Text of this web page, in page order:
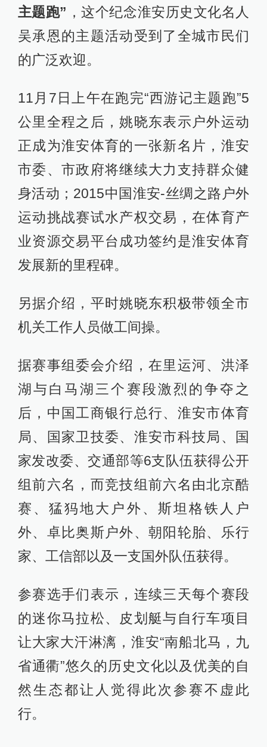
主题跑” ，这个纪念淮安历史文化名人
吴承恩的主题活动受到了全城市民们
的广泛欢迎。
11月7日上午在跑完“西游记主题跑”5
公里全程之后，姚晓东表示户外运动
正成为淮安体育的一张新名片，淮安
市委、市政府将继续大力支持群众健
身活动；2015中国淮安-丝绸之路户外
运动挑战赛试水产权交易，在体育产
业资源交易平台成功签约是淮安体育
发展新的里程碑。
另据介绍，平时姚晓东积极带领全市
机关工作人员做工间操。
据赛事组委会介绍，在里运河、洪泽
湖与白马湖三个赛段激烈的争夺之
后，中国工商银行总行、淮安市体育
局、国家卫技委、淮安市科技局、国
家发改委、交通部等6支队伍获得公开
组前六名，而竞技组前六名由北京酷
赛、猛犸地大户外、斯坦格铁人户
外、卓比奥斯户外、朝阳轮胎、乐行
家、工信部以及一支国外队伍获得。
参赛选手们表示，连续三天每个赛段
的迷你马拉松、皮划艇与自行车项目
让大家大汗淋漓，淮安“南船北马，九
省通衢”悠久的历史文化以及优美的自
然生态都让人觉得此次参赛不虚此
行。